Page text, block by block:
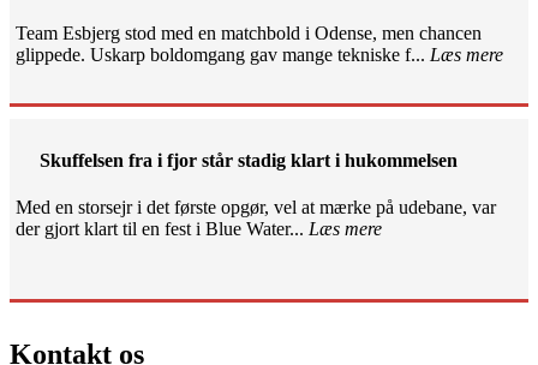
Team Esbjerg stod med en matchbold i Odense, men chancen
glippede. Uskarp boldomgang gav mange tekniske f... Læs mere
Skuffelsen fra i fjor står stadig klart i hukommelsen
Med en storsejr i det første opgør, vel at mærke på udebane, var
der gjort klart til en fest i Blue Water... Læs mere
Kontakt os